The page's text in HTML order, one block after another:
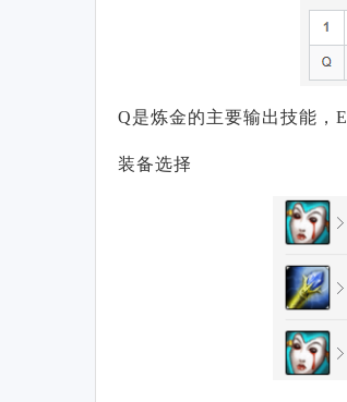
Q是炼金的主要输出技能，
装备选择